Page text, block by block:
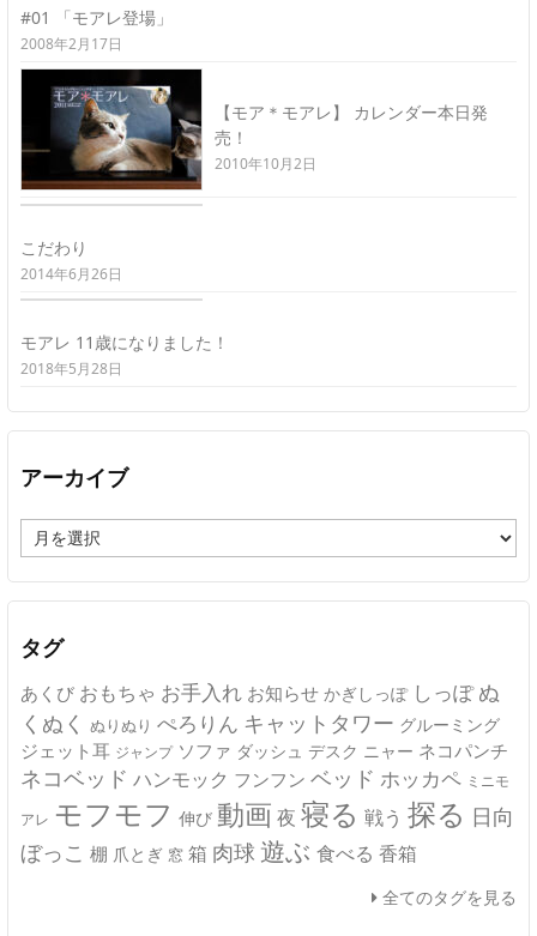
#01 「モアレ登場」
2008年2月17日
【モア＊モアレ】 カレンダー本日発
売！
2010年10月2日
こだわり
2014年6月26日
モアレ 11歳になりました！
2018年5月28日
アーカイブ
ー
カ
イ
タグ
あくび おもちゃ お手入れ お知らせ かぎしっぽ しっぽ ぬ
くぬく ぬりぬり ぺろりん キャットタワー グルーミング
ジェット耳 ジャンプ ソファ ダッシュ デスク ニャー ネコパンチ
ネコベッド ハンモック フンフン ベッド ホッカペ ミニモ
アレ モフモフ 伸び 動画 夜 寝る 戦う 探る 日向
ぼっこ 棚 爪とぎ 窓 箱 肉球 遊ぶ 食べる 香箱
全てのタグを見る